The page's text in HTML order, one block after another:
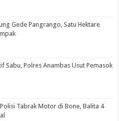
Gede Pangrango, Satu Hektare
Sabu, Polres Anambas Usut Pemasok
Tabrak Motor di Bone, Balita 4